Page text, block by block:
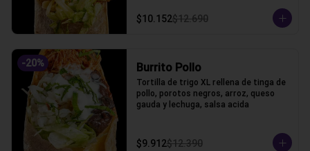
$10.152$12.690
-20% Burrito Pollo
Tortilla de trigo XL rellena de tinga de
pollo, porotos negros, arroz, queso
gauda y lechuga, salsa acida
$9.912$12.390